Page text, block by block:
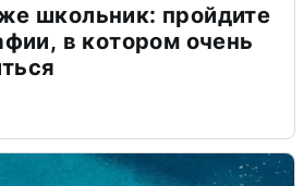
школьник: пройдите
в котором очень